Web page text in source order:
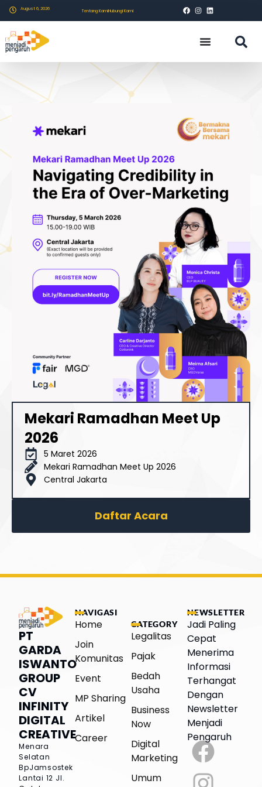
August 6, 2026 Tentang KamiHubungi Kami
Mekari Ramadhan Meet Up
2026
5 Maret 2026
Mekari Ramadhan Meet Up 2026
Central Jakarta
Daftar Acara
PT
GARDA
ISWANTO
GROUP
CV
INFINITY
DIGITAL
CREATIVE
Menara
Selatan
BpJamsostek
Lantai 12 Jl.
NAVIGASI
Home
Join
Komunitas
Event
MP Sharing
Artikel
Career
CATEGORY
Legalitas
Pajak
Bedah
Usaha
Business
Now
Digital
Marketing
Umum
NEWSLETTER
Jadi Paling
Cepat
Menerima
Informasi
Terhangat
Dengan
Newsletter
Menjadi
Pengaruh